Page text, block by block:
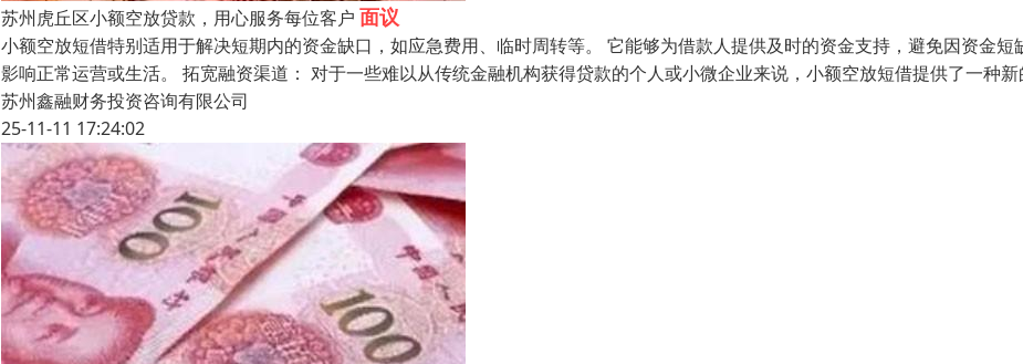
苏州虎丘区小额空放贷款，用心服务每位客户 面议
小额空放短借特别适用于解决短期内的资金缺口，如应急费用、临时周转等。 它能够为借款人提供及时的资金支持，避免因资金短
影响正常运营或生活。 拓宽融资渠道： 对于一些难以从传统金融机构获得贷款的个人或小微企业来说，小额空放短借提供了一种新
苏州鑫融财务投资咨询有限公司
25-11-11 17:24:02